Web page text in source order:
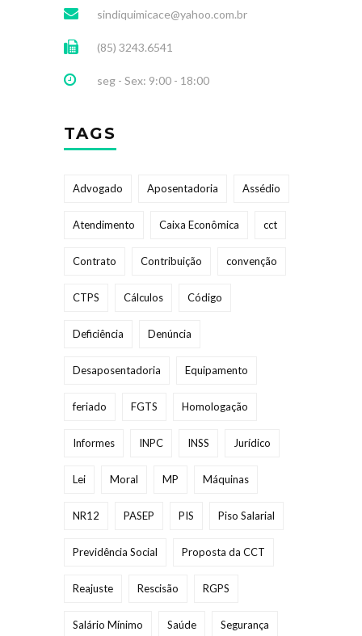
sindiquimicace@yahoo.com.br
(85) 3243.6541
seg - Sex: 9:00 - 18:00
TAGS
Advogado Aposentadoria Assédio
Atendimento Caixa Econômica cct
Contrato Contribuição convenção
CTPS Cálculos Código
Deficiência Denúncia
Desaposentadoria Equipamento
feriado FGTS Homologação
Informes INPC INSS Jurídico
Lei Moral MP Máquinas
NR12 PASEP PIS Piso Salarial
Previdência Social Proposta da CCT
Reajuste Rescisão RGPS
Salário Mínimo Saúde Segurança